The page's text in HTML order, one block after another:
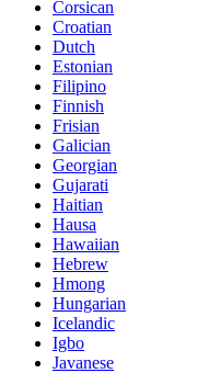
Corsican
Croatian
Dutch
Estonian
Filipino
Finnish
Frisian
Galician
Georgian
Gujarati
Haitian
Hausa
Hawaiian
Hebrew
Hmong
Hungarian
Icelandic
Igbo
Javanese